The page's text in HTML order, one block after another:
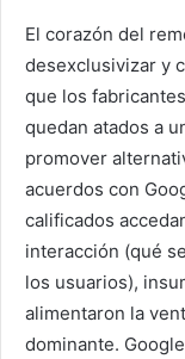
El corazón del
desexclusivizar y
que los
quedan atados a
promover
acuerdos con
calificados
interacción (qué
los usuarios),
alimentaron la
dominante.